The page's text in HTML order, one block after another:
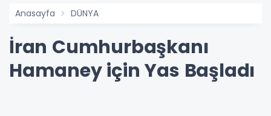
Anasayfa DÜNYA
İran Cumhurbaşkanı
Hamaney için Yas Başladı